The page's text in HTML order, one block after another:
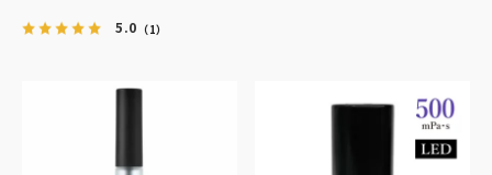
5.0 （1）